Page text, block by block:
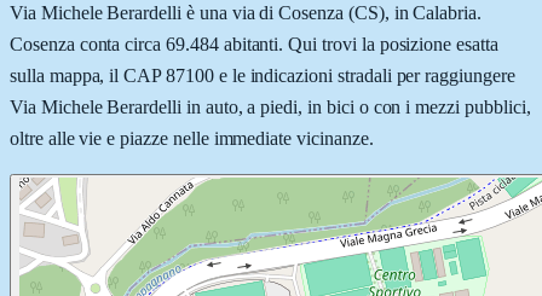
Via Michele Berardelli è una via di Cosenza (CS), in Calabria.
Cosenza conta circa 69.484 abitanti. Qui trovi la posizione esatta
sulla mappa, il CAP 87100 e le indicazioni stradali per raggiungere
Via Michele Berardelli in auto, a piedi, in bici o con i mezzi pubblici,
oltre alle vie e piazze nelle immediate vicinanze.